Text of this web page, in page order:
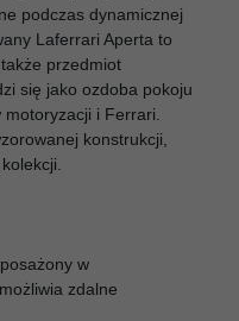
podczas dynamicznej
Laferrari Aperta to
przedmiot
się jako ozdoba pokoju
i Ferrari.
konstrukcji,
w
zdalne